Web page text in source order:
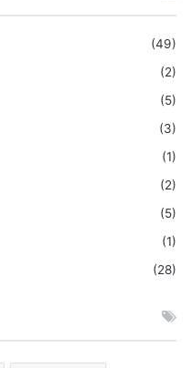
(49)
(2)
(5)
(3)
(1)
(2)
(5)
(1)
(28)